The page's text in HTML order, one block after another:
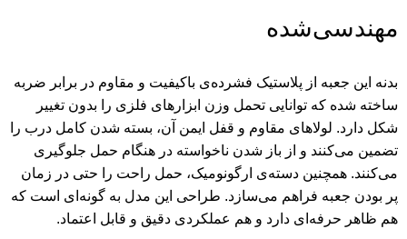
مهندسی‌شده
بدنه این جعبه از پلاستیک فشرده‌ی باکیفیت و مقاوم در برابر ضربه
ساخته شده که توانایی تحمل وزن ابزارهای فلزی را بدون تغییر
شکل دارد. لولاهای مقاوم و قفل ایمن آن، بسته شدن کامل درب را
تضمین می‌کنند و از باز شدن ناخواسته در هنگام حمل جلوگیری
می‌کنند. همچنین دسته‌ی ارگونومیک، حمل راحت را حتی در زمان
پر بودن جعبه فراهم می‌سازد. طراحی این مدل به گونه‌ای است که
هم ظاهر حرفه‌ای دارد و هم عملکردی دقیق و قابل اعتماد.